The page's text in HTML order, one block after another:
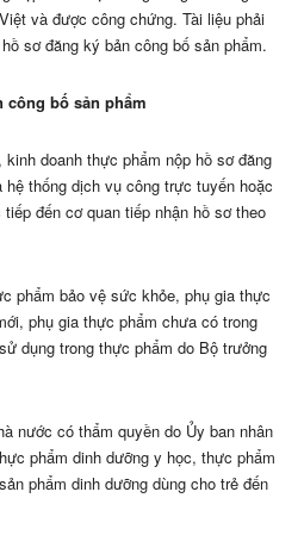
và được công chứng. Tài liệu phải
sơ đăng ký bản công bố sản phẩm.
công bố sản phẩm
doanh thực phẩm nộp hồ sơ đăng
thống dịch vụ công trực tuyến hoặc
đến cơ quan tiếp nhận hồ sơ theo
phẩm bảo vệ sức khỏe, phụ gia thực
phụ gia thực phẩm chưa có trong
dụng trong thực phẩm do Bộ trưởng
nước có thẩm quyền do Ủy ban nhân
phẩm dinh dưỡng y học, thực phẩm
phẩm dinh dưỡng dùng cho trẻ đến